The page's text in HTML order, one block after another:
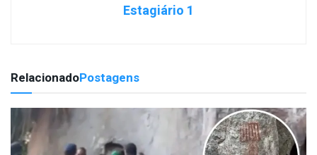
Estagiário 1
RelacionadoPostagens